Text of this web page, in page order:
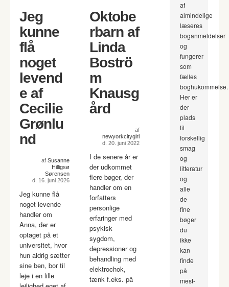
Jeg
kunne
flå
noget
levend
e af
Cecilie
Grønlu
nd
af Susanne
Hilligsø
Sørensen
d. 16. juni 2026
Jeg kunne flå
noget levende
handler om
Anna, der er
optaget på et
universitet, hvor
hun aldrig sætter
sine ben, bor til
leje i en lille
Oktobe
rbarn af
Linda
Boströ
m
Knausg
ård
af
newyorkcitygirl
d. 20. juni 2022
I de senere år er
der udkommet
flere bøger, der
handler om en
forfatters
personlige
erfaringer med
psykisk
sygdom,
depressioner og
behandling med
elektrochok,
tænk f.eks. på
af
almindelige
læseres
boganmeldelser
og
fungerer
som
fælles
boghukommelse.
Her er
der
plads
til
forskellig
smag
og
litteratur
og
alle
de
fine
bøger
du
ikke
kan
finde
på
mest-